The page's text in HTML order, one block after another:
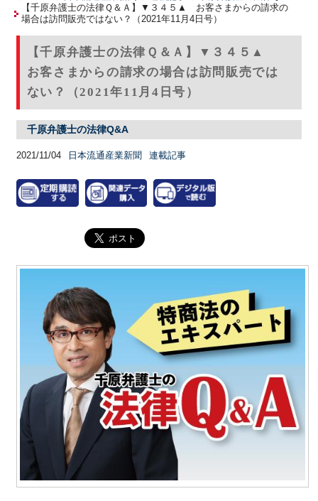
【千原弁護士の法律Ｑ＆Ａ】▼３４５▲ お客さまからの請求の
場合は訪問販売ではない？（2021年11月4日号）
【千原弁護士の法律Ｑ＆Ａ】▼３４５▲
お客さまからの請求の場合は訪問販売では
ない？（2021年11月4日号）
千原弁護士の法律Q&A
2021/11/04 日本流通産業新聞 連載記事